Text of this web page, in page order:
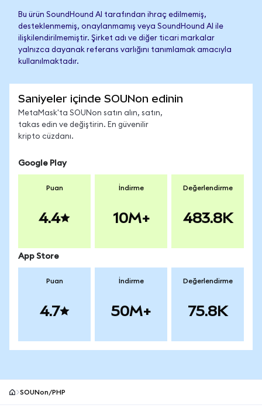
Bu ürün SoundHound AI tarafından ihraç edilmemiş,
desteklenmemiş, onaylanmamış veya SoundHound AI ile
ilişkilendirilmemiştir. Şirket adı ve diğer ticari markalar
yalnızca dayanak referans varlığını tanımlamak amacıyla
kullanılmaktadır.
Saniyeler içinde SOUNon edinin
MetaMask'ta SOUNon satın alın, satın,
takas edin ve değiştirin. En güvenilir
kripto cüzdanı.
Google Play
Puan
4.4
İndirme
10M+
Değerlendirme
483.8K
App Store
Puan
4.7
İndirme
50M+
Değerlendirme
75.8K
SOUNon/PHP